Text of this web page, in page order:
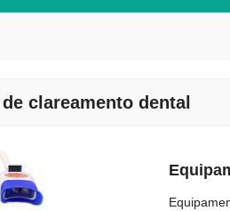
clareamento dental